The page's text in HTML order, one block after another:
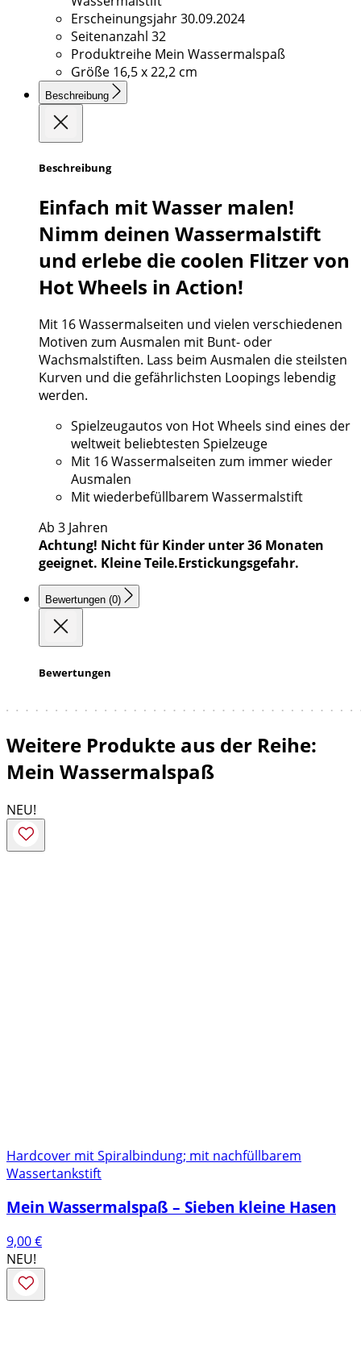
Erscheinungsjahr30.09.2024
Seitenanzahl 32
Produktreihe Mein Wassermalspaß
Größe 16,5 x 22,2 cm
Beschreibung
Beschreibung
Einfach mit Wasser malen!
Nimm deinen Wassermalstift
und erlebe die coolen Flitzer von
Hot Wheels in Action!
Mit 16 Wassermalseiten und vielen verschiedenen
Motiven zum Ausmalen mit Bunt- oder
Wachsmalstiften. Lass beim Ausmalen die steilsten
Kurven und die gefährlichsten Loopings lebendig
werden.
Spielzeugautos von Hot Wheels sind eines der
weltweit beliebtesten Spielzeuge
Mit 16 Wassermalseiten zum immer wieder
Ausmalen
Mit wiederbefüllbarem Wassermalstift
Ab 3 Jahren
Achtung! Nicht für Kinder unter 36 Monaten
geeignet. Kleine Teile.Erstickungsgefahr.
Bewertungen (0)
Bewertungen
Weitere Produkte aus der Reihe:
Mein Wassermalspaß
NEU!
Hardcover mit Spiralbindung; mit nachfüllbarem
Wassertankstift
Mein Wassermalspaß – Sieben kleine Hasen
9,00€
NEU!